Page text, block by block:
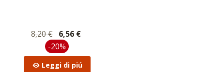
8,20 € 6,56 €
-20%
Leggi di piú